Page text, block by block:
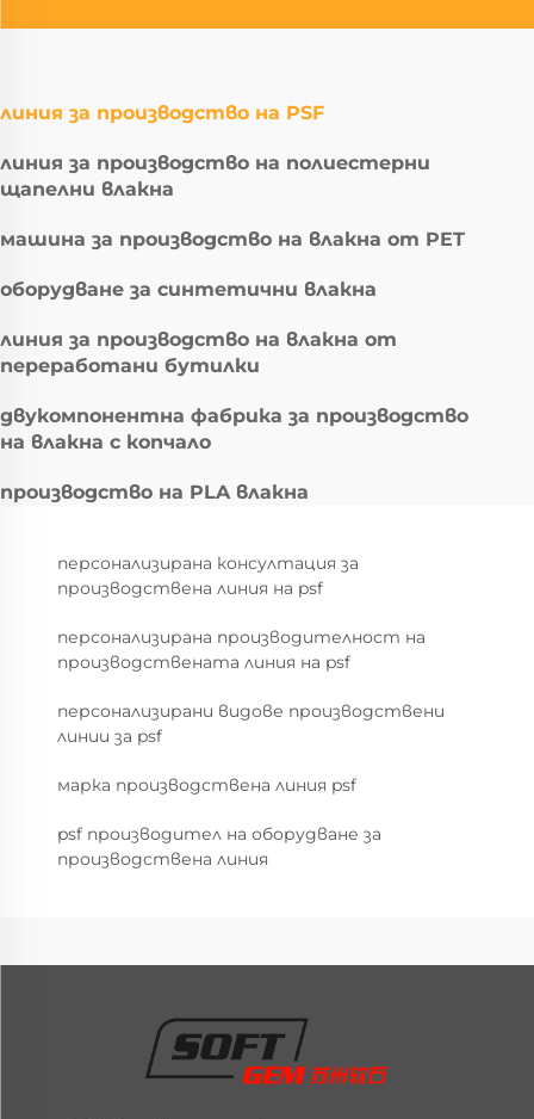
линия за производство на PSF
линия за производство на полиестерни
щапелни влакна
машина за производство на влакна от PET
оборудване за синтетични влакна
линия за производство на влакна от
переработани бутилки
двукомпонентна фабрика за производство
на влакна с копчало
производство на PLA влакна
персонализирана консултация за
производствена линия на psf
персонализирана производителност на
производствената линия на psf
персонализирани видове производствени
линии за psf
марка производствена линия psf
psf производител на оборудване за
производствена линия